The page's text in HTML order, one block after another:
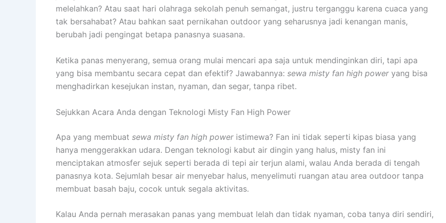
melelahkan? Atau saat hari olahraga sekolah penuh semangat, justru terganggu karena cuaca yang
tak bersahabat? Atau bahkan saat pernikahan outdoor yang seharusnya jadi kenangan manis,
berubah jadi pengingat betapa panasnya suasana.
Ketika panas menyerang, semua orang mulai mencari apa saja untuk mendinginkan diri, tapi apa
yang bisa membantu secara cepat dan efektif? Jawabannya: sewa misty fan high poweryang bisa
menghadirkan kesejukan instan, nyaman, dan segar, tanpa ribet.
Sejukkan Acara Anda dengan Teknologi Misty Fan High Power
Apa yang membuat sewa misty fan high poweristimewa? Fan ini tidak seperti kipas biasa yang
hanya menggerakkan udara. Dengan teknologi kabut air dingin yang halus, misty fan ini
menciptakan atmosfer sejuk seperti berada di tepi air terjun alami, walau Anda berada di tengah
panasnya kota. Sejumlah besar air menyebar halus, menyelimuti ruangan atau area outdoor tanpa
membuat basah baju, cocok untuk segala aktivitas.
Kalau Anda pernah merasakan panas yang membuat lelah dan tidak nyaman, coba tanya diri sendiri,